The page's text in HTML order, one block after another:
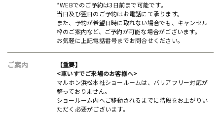
*WEBでのご予約は3日前まで可能です。
当日及び翌日のご予約はお電話にて承ります。
また、予約が希望日時に取れない場合でも、キャンセル
枠のご案内など、ご予約が可能な場合がございます。
お気軽に上記電話番号までお問合せください。
ご案内
【重要】
<車いすでご来場のお客様へ>
マルホン浜松本社ショールームは、バリアフリー対応が
整っておりません。
ショールーム内へご移動されるまでに階段をお上がりい
ただく必要がございます。